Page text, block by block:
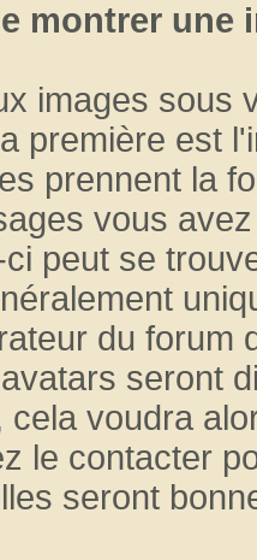
montrer une
images sous
première est
prennent la
vous
peut se
du forum
seront
cela voudra
le contacter
seront